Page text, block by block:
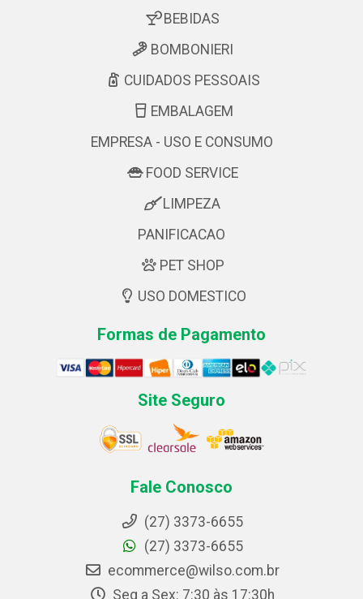
BEBIDAS
BOMBONIERI
CUIDADOS PESSOAIS
EMBALAGEM
EMPRESA - USO E CONSUMO
FOOD SERVICE
LIMPEZA
PANIFICACAO
PET SHOP
USO DOMESTICO
Formas de Pagamento
Site Seguro
Fale Conosco
(27) 3373-6655
(27) 3373-6655
ecommerce@wilso.com.br
Seg a Sex: 7:30 às 17:30h